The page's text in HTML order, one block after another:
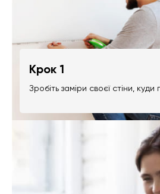
Крок 1
Зробіть заміри своєї стіни, куди